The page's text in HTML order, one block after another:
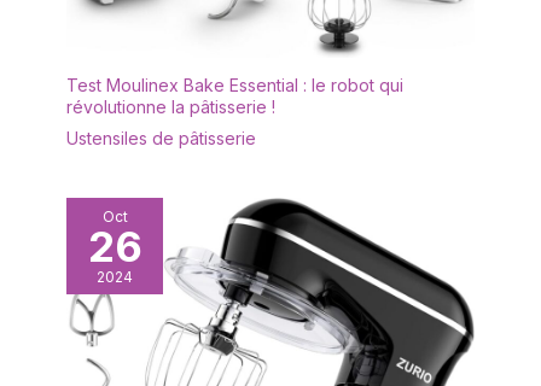
Test Moulinex Bake Essential : le robot qui
révolutionne la pâtisserie !
Ustensiles de pâtisserie
Oct
26
2024